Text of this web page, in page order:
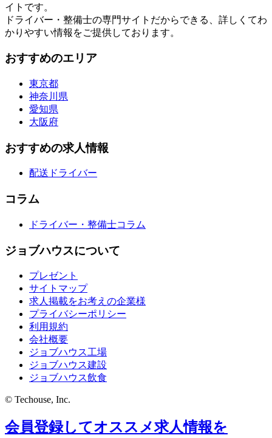
イトです。
ドライバー・整備士の専門サイトだからできる、詳しくてわ
かりやすい情報をご提供しております。
おすすめのエリア
東京都
神奈川県
愛知県
大阪府
おすすめの求人情報
配送ドライバー
コラム
ドライバー・整備士コラム
ジョブハウスについて
プレゼント
サイトマップ
求人掲載をお考えの企業様
プライバシーポリシー
利用規約
会社概要
ジョブハウス工場
ジョブハウス建設
ジョブハウス飲食
© Techouse, Inc.
会員登録してオススメ求人情報を